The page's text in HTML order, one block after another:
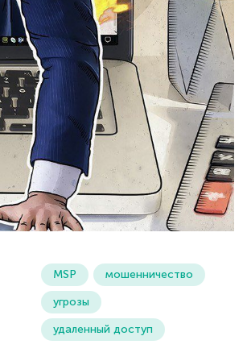
MSP
мошенничество
угрозы
удаленный доступ